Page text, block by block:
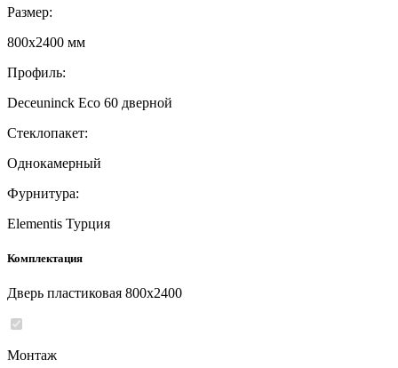
Размер:
800x2400 мм
Профиль:
Deceuninck Eco 60 дверной
Стеклопакет:
Однокамерный
Фурнитура:
Elementis Турция
Комплектация
Дверь пластиковая 800x2400
Монтаж